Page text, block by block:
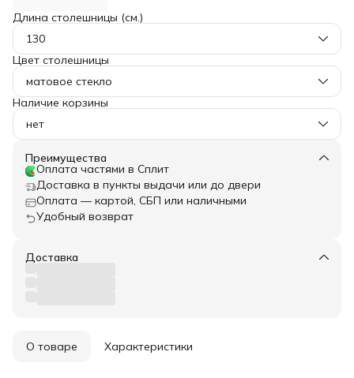
Длина столешницы (см.)
130
Цвет столешницы
матовое стекло
Наличие корзины
нет
Преимущества
Оплата частями в Сплит
Доставка в пункты выдачи или до двери
Оплата — картой, СБП или наличными
Удобный возврат
Доставка
О товаре Характеристики